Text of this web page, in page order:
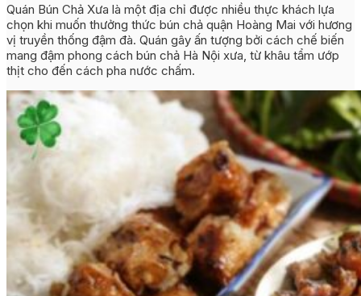
Quán Bún Chả Xưa là một địa chỉ được nhiều thực khách lựa
chọn khi muốn thưởng thức bún chả quận Hoàng Mai với hương
vị truyền thống đậm đà. Quán gây ấn tượng bởi cách chế biến
mang đậm phong cách bún chả Hà Nội xưa, từ khâu tẩm ướp
thịt cho đến cách pha nước chấm.